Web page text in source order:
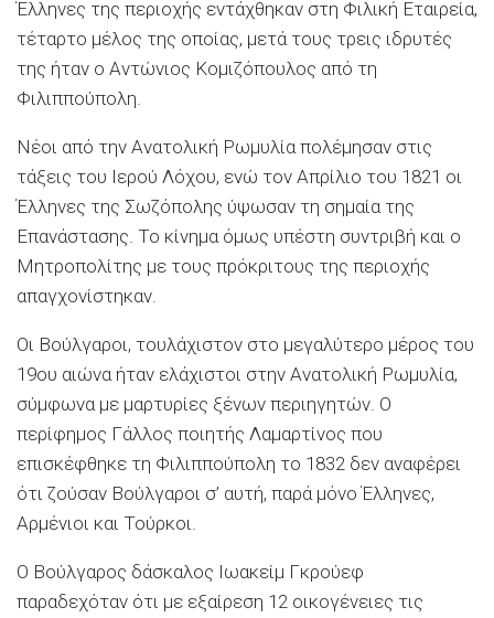
Έλληνες της περιοχής εντάχθηκαν στη Φιλική Εταιρεία,
τέταρτο μέλος της οποίας, μετά τους τρεις ιδρυτές
της ήταν ο Αντώνιος Κομιζόπουλος από τη
Φιλιππούπολη.
Νέοι από την Ανατολική Ρωμυλία πολέμησαν στις
τάξεις του Ιερού Λόχου, ενώ τον Απρίλιο του 1821 οι
Έλληνες της Σωζόπολης ύψωσαν τη σημαία της
Επανάστασης. Το κίνημα όμως υπέστη συντριβή και ο
Μητροπολίτης με τους πρόκριτους της περιοχής
απαγχονίστηκαν.
Οι Βούλγαροι, τουλάχιστον στο μεγαλύτερο μέρος του
19ου αιώνα ήταν ελάχιστοι στην Ανατολική Ρωμυλία,
σύμφωνα με μαρτυρίες ξένων περιηγητών. Ο
περίφημος Γάλλος ποιητής Λαμαρτίνος που
επισκέφθηκε τη Φιλιππούπολη το 1832 δεν αναφέρει
ότι ζούσαν Βούλγαροι σ’ αυτή, παρά μόνο Έλληνες,
Αρμένιοι και Τούρκοι.
Ο Βούλγαρος δάσκαλος Ιωακείμ Γκρούεφ
παραδεχόταν ότι με εξαίρεση 12 οικογένειες τις